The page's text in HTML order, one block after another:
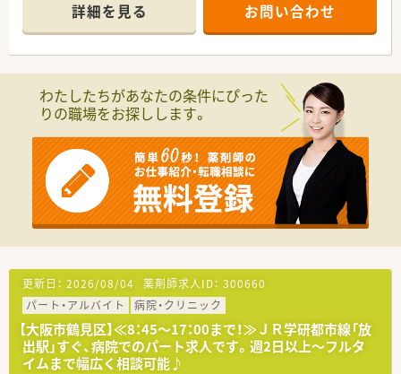
【店舗情報と応需状況について】
■大阪メトロ長堀鶴見緑地線の横堤駅から徒歩圏内に位置して
■施設5件、居宅10件の応需を行っており、近隣の特養施設を中
心に地域に密着した多岐にわたる在宅支援を展開している薬局
■全自動錠剤分包機のリトリアがフル稼働しており、複雑な施設
調剤もシステム化された環境で正確かつ円滑に行うことが可能
です。
【法人特徴について】
■代表は40代の女性薬剤師であり、現場の管理薬剤師として最
前線で勤務しているため、現場の課題や苦労を深く理解していま
■社労士が労務関係を厳格に管理しているため、労働時間や福利
厚生が遵守されており、クリーンで健全な就業環境が整っており
ます。
■大阪市鶴見区を拠点に地域密着型の運営を続けており、少数精
鋭だからこそ社員間の仲が非常に良く、風通しの良い社風が自慢
です。
詳細を見る お問い合わせ
わたしたちがあなたの条件にぴった
りの職場をお探しします。
更新日： 2026/08/04 薬剤師求人ID： 300660
パート・アルバイト
病院・クリニック
【大阪市鶴見区】≪8：45～17：00まで！≫ＪＲ学研都市線「放
出駅」すぐ、病院でのパート求人です。週2日以上～フルタ
イムまで幅広く相談可能♪